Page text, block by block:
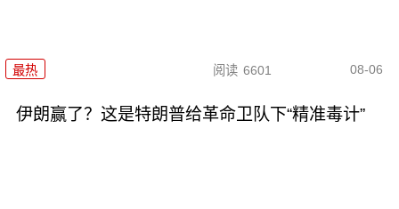
最热 阅读 6601 08-06
伊朗赢了？这是特朗普给革命卫队下“精准毒计”